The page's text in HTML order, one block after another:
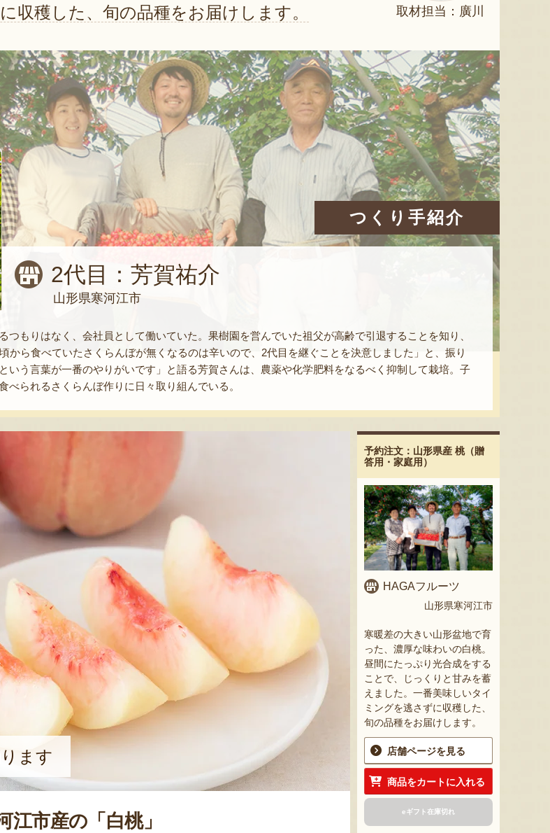
取材担当：廣川
収穫した、旬の品種をお届けします。
つくり手紹介
2代目：芳賀祐介
山形県寒河江市
つもりはなく、会社員として働いていた。果樹園を営んでいた祖父が高齢で引退することを知り、
から食べていたさくらんぼが無くなるのは辛いので、2代目を継ぐことを決意しました」と、振り
いう言葉が一番のやりがいです」と語る芳賀さんは、農薬や化学肥料をなるべく抑制して栽培。子
べられるさくらんぼ作りに日々取り組んでいる。
ます
市産の「白桃」
予約注文：山形県産 桃（贈
答用・家庭用）
HAGAフルーツ
山形県寒河江市
寒暖差の大きい山形盆地で育
った、濃厚な味わいの白桃。
昼間にたっぷり光合成をする
ことで、じっくりと甘みを蓄
えました。一番美味しいタイ
ミングを逃さずに収穫した、
旬の品種をお届けします。
店舗ページを見る
商品をカートに入れる
eギフト在庫切れ